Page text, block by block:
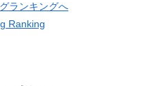
ランキングへ
Ranking